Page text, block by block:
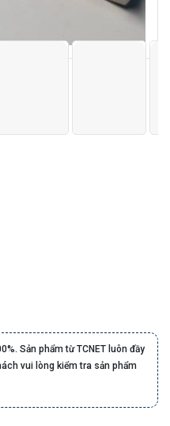
Sản phẩm từ TCNET luôn đầy
vui lòng kiểm tra sản phẩm